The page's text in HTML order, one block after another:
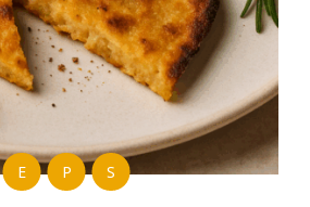
E P S